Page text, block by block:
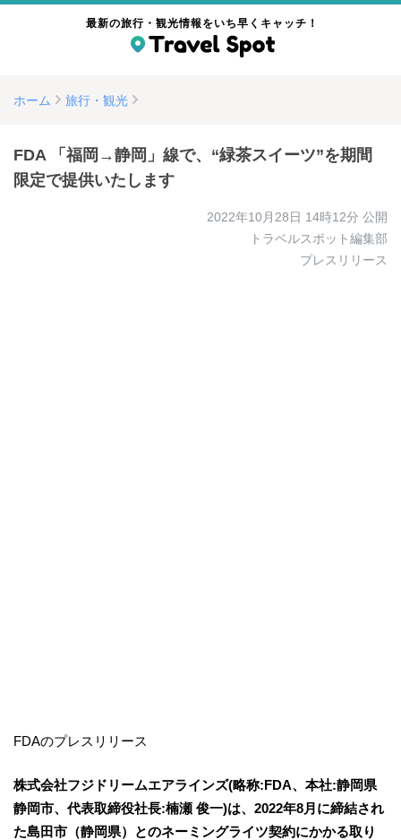
最新の旅行・観光情報をいち早くキャッチ！
ホーム 旅行・観光
FDA 「福岡→静岡」線で、“緑茶スイーツ”を期間
限定で提供いたします
2022年10月28日 14時12分 公開
トラベルスポット編集部
プレスリリース
FDAのプレスリリース
株式会社フジドリームエアラインズ(略称:FDA、本社:静岡県
静岡市、代表取締役社長:楠瀬 俊一)は、2022年8月に締結され
た島田市（静岡県）とのネーミングライツ契約にかかる取り